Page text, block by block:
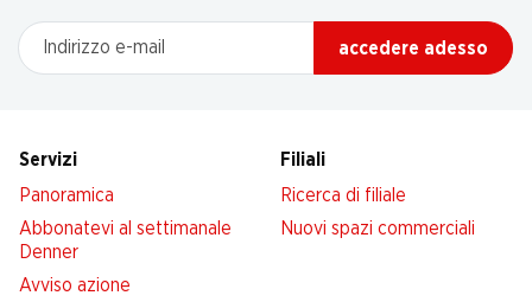
Indirizzo e-mail
accedere adesso
Servizi
Panoramica
Abbonatevi al settimanale
Denner
Avviso azione
Filiali
Ricerca di filiale
Nuovi spazi commerciali